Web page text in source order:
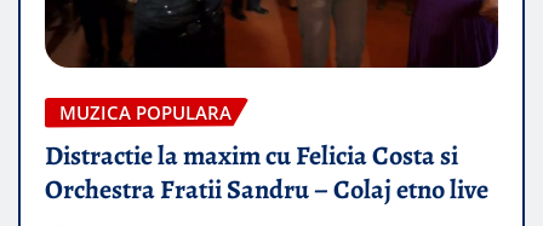
MUZICA POPULARA
Distractie la maxim cu Felicia Costa si
Orchestra Fratii Sandru – Colaj etno live